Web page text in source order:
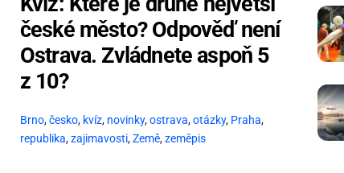
české město? Odpověď není
Ostrava. Zvládnete aspoň 5
z 10?
Brno,česko, kvíz, novinky,ostrava,otázky, Praha,
republika,zajimavosti,Země,zeměpis